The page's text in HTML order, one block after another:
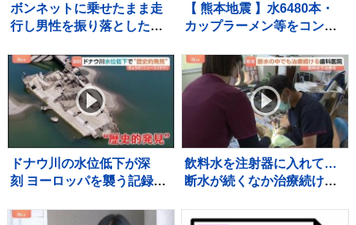
ボンネットに乗せたまま走
行し男性を振り落とした疑
県職員（48）を逮捕
【 熊本地震 】水6480本・
カップラーメン等をコンサ
ちをお届け」 顔付きトラ
ックにためらいも〝自分の
ことを言ってる場合ではな
ドナウ川の水位低下が深
刻 ヨーロッパを襲う記録的
り… 一方で思わぬ“歴史的
飲料水を注射器に入れて…
断水が続くなか治療続ける
けない状況が続くと「誤嚥